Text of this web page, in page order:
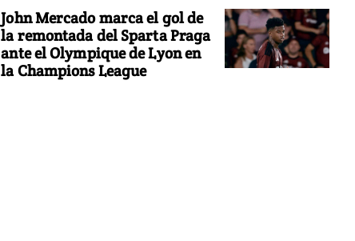
John Mercado marca el gol de
la remontada del Sparta Praga
ante el Olympique de Lyon en
la Champions League